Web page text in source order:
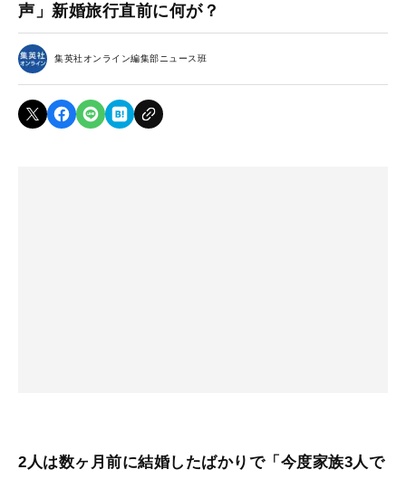
声」新婚旅行直前に何が？
集英社オンライン編集部ニュース班
2人は数ヶ月前に結婚したばかりで「今度家族3人で